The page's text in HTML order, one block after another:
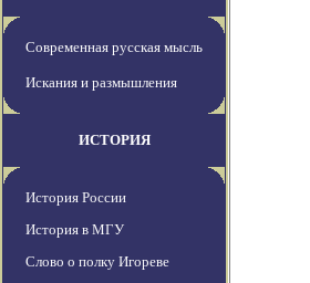
Современная русская мысль
Искания и размышления
ИСТОРИЯ
История России
История в МГУ
Слово о полку Игореве